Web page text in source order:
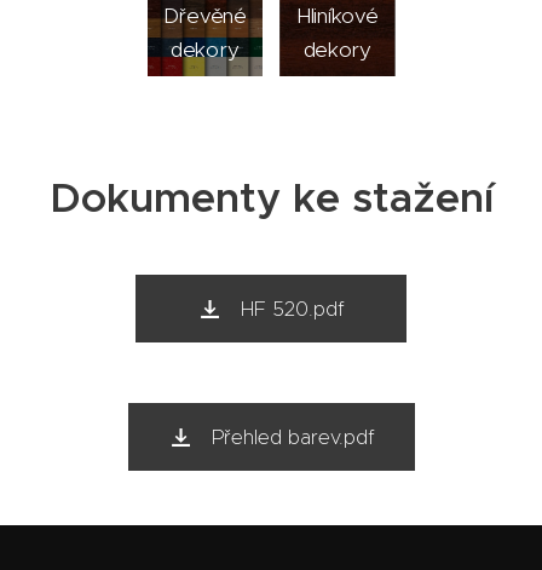
Dřevěné
dekory
Hliníkové
dekory
Dokumenty ke stažení
HF 520.pdf
Přehled barev.pdf